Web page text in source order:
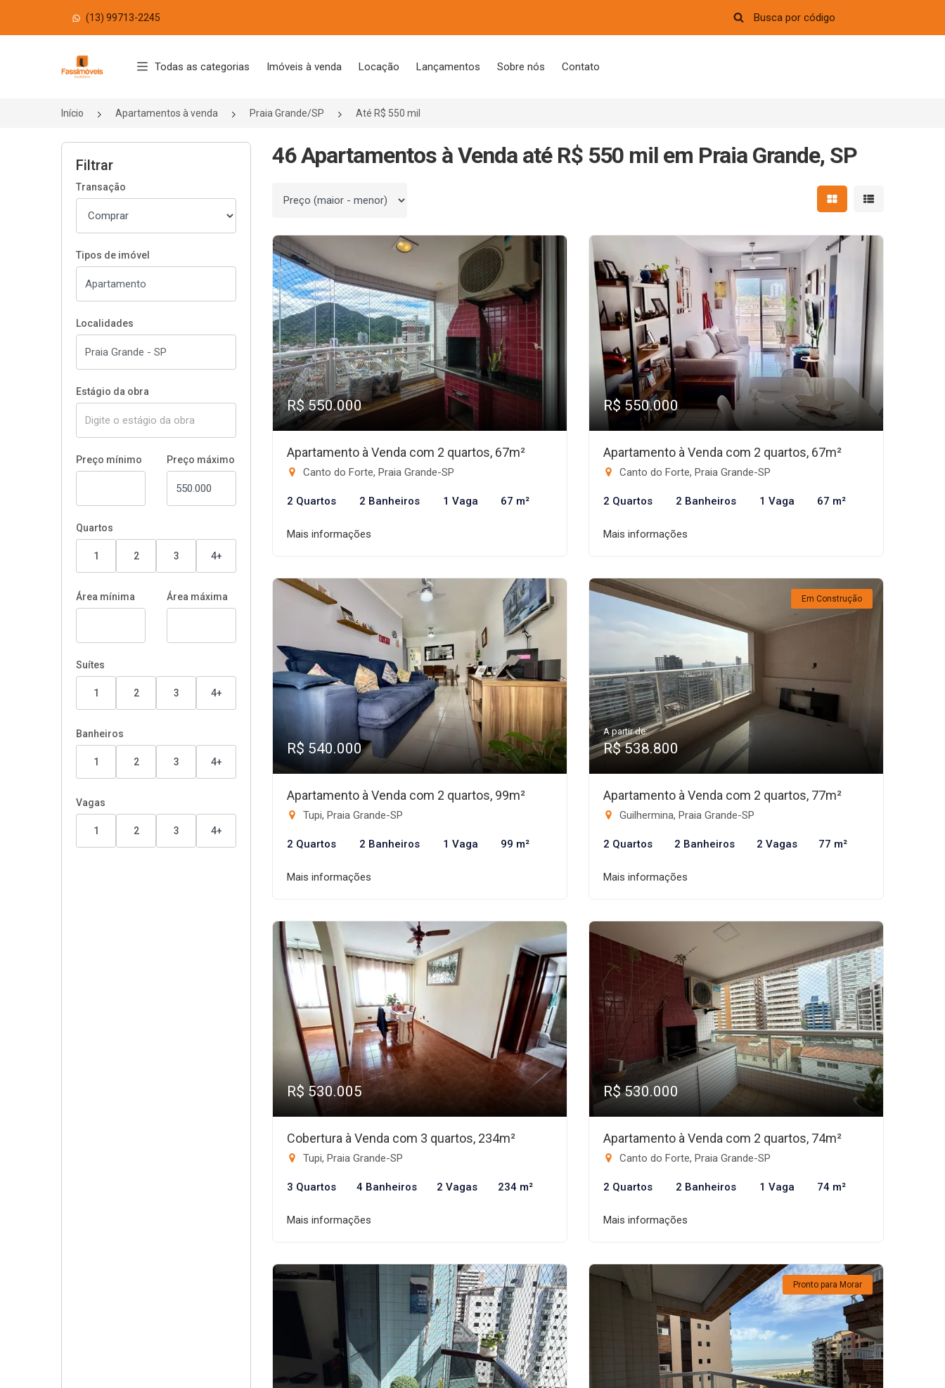
(13) 99713-2245
Página inicial
Todas as categorias Imóveis à venda Locação Lançamentos Sobre nós Contato
Início Apartamentos à venda Praia Grande/SP Até R$ 550 mil
Filtrar
Transação
Tipos de imóvel
Localidades
Estágio da obra
Preço mínimo Preço máximo
Quartos
1 2 3 4+
Área mínima Área máxima
Suítes
1 2 3 4+
Banheiros
1 2 3 4+
Vagas
1 2 3 4+
46 Apartamentos à Venda até R$ 550 mil em Praia Grande, SP
Ordenar por Mostrar resultados em
Mostrar
R$ 550.000
Apartamento à Venda com 2 quartos, 67m²
Canto do Forte, Praia Grande-SP
2 Quartos 2 Banheiros 1 Vaga 67 m²
Mais informações
R$ 550.000
Apartamento à Venda com 2 quartos, 67m²
Canto do Forte, Praia Grande-SP
2 Quartos 2 Banheiros 1 Vaga 67 m²
Mais informações
R$ 540.000
Apartamento à Venda com 2 quartos, 99m²
Tupi, Praia Grande-SP
2 Quartos 2 Banheiros 1 Vaga 99 m²
Mais informações
Em Construção
A partir de:
R$ 538.800
Apartamento à Venda com 2 quartos, 77m²
Guilhermina, Praia Grande-SP
2 Quartos 2 Banheiros 2 Vagas 77 m²
Mais informações
R$ 530.005
Cobertura à Venda com 3 quartos, 234m²
Tupi, Praia Grande-SP
3 Quartos 4 Banheiros 2 Vagas 234 m²
Mais informações
R$ 530.000
Apartamento à Venda com 2 quartos, 74m²
Canto do Forte, Praia Grande-SP
2 Quartos 2 Banheiros 1 Vaga 74 m²
Mais informações
Pronto para Morar